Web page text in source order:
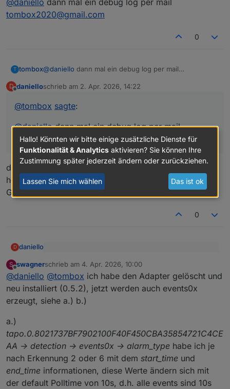
@daniello dann mal ein debug log per mail
tombox2020@gmail.com
0
T tombox@daniello dann mal ein debug log per mail
D danielloschrieb am 2. Apr. 2026, 14:22
zuletzt editiert von
@tombox sagte:
@daniellodann mal ein debug log per mail
tombox2020@gmail.com
debug angeworfen .. runter vor die cam und wieder
hoch .. und in eine mail kopiert.
Geht das so?
0
D daniello
@daniellodann mal ein debug log per mail
tombox2020@gmail.com
debug angeworfen .. runter vor die cam und wieder
hoch .. und in eine mail kopiert.
Geht das so?
S
Offline
swagnerschrieb am 4. Apr. 2026, 10:00
zuletzt editiert von
@daniello @tombox ich habe den Adapter gelöscht und
neu installiert (0.5.2), jetzt werden auch events0x
erzeugt, siehe a.) b.)
a.)
tapo.0.8021737BF7902100F40F450CBA35854721C4CE
AA -> detection -> events0x -> alarm_type habe ich je
nach Erkennung 2 oder 6 mit dem start_time und
end_time informationen, diese Werte ändern sich mit
der default Polltime von 10s, d.h. alle events sind 10s
Hallo! Könnten wir bitte einige zusätzliche Dienste für
Funktionalität & Analytics aktivieren? Sie können Ihre
Zustimmung später jederzeit ändern oder zurückziehen.
Lassen Sie mich wählen Das ist ok